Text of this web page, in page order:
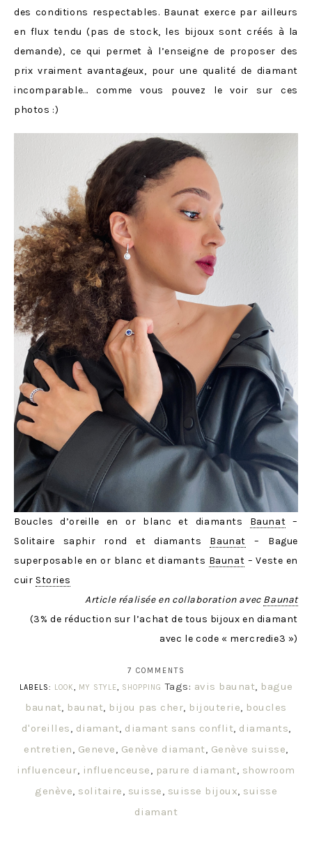
des conditions respectables. Baunat exerce par ailleurs
en flux tendu (pas de stock, les bijoux sont créés à la
demande), ce qui permet à l’enseigne de proposer des
prix vraiment avantageux, pour une qualité de diamant
incomparable… comme vous pouvez le voir sur ces
photos :)
Boucles d’oreille en or blanc et diamants Baunat –
Solitaire saphir rond et diamants Baunat – Bague
superposable en or blanc et diamants Baunat – Veste en
cuir Stories
Article réalisée en collaboration avec Baunat
(3% de réduction sur l’achat de tous bijoux en diamant
avec le code « mercredie3 »)
7 COMMENTS
LABELS: LOOK, MY STYLE, SHOPPING Tags: avis baunat, bague
baunat, baunat, bijou pas cher, bijouterie, boucles
d'oreilles, diamant, diamant sans conflit, diamants,
entretien, Geneve, Genève diamant, Genève suisse,
influenceur, influenceuse, parure diamant, showroom
genève, solitaire, suisse, suisse bijoux, suisse
diamant